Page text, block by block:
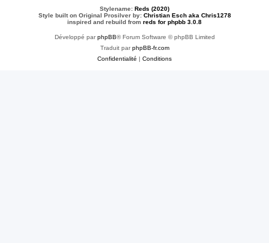
Stylename: Reds (2020)
Style built on Original Prosilver by: Christian Esch aka Chris1278
inspired and rebuild from reds for phpbb 3.0.8
Développé parphpBB® Forum Software © phpBB Limited
Traduit parphpBB-fr.com
Confidentialité | Conditions